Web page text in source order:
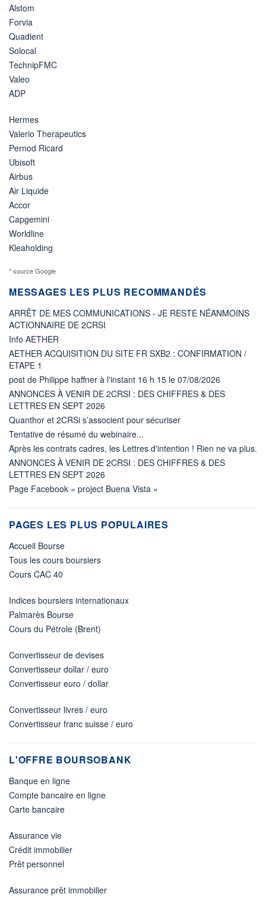
Alstom
Forvia
Quadient
Solocal
TechnipFMC
Valeo
ADP
Hermes
Valerio Therapeutics
Pernod Ricard
Ubisoft
Airbus
Air Liquide
Accor
Capgemini
Worldline
Kleaholding
* source Google
MESSAGES LES PLUS RECOMMANDÉS
ARRÊT DE MES COMMUNICATIONS - JE RESTE NÉANMOINS
ACTIONNAIRE DE 2CRSI
Info AETHER
AETHER ACQUISITION DU SITE FR SXB2 : CONFIRMATION /
ETAPE 1
post de Philippe haffner à l'instant 16 h 15 le 07/08/2026
ANNONCES À VENIR DE 2CRSI : DES CHIFFRES & DES
LETTRES EN SEPT 2026
Quanthor et 2CRSi s’associent pour sécuriser
Tentative de résumé du webinaire...
Après les contrats cadres, les Lettres d'intention ! Rien ne va plus.
ANNONCES À VENIR DE 2CRSI : DES CHIFFRES & DES
LETTRES EN SEPT 2026
Page Facebook « project Buena Vista »
PAGES LES PLUS POPULAIRES
Accueil Bourse
Tous les cours boursiers
Cours CAC 40
Indices boursiers internationaux
Palmarès Bourse
Cours du Pétrole (Brent)
Convertisseur de devises
Convertisseur dollar / euro
Convertisseur euro / dollar
Convertisseur livres / euro
Convertisseur franc suisse / euro
L'OFFRE BOURSOBANK
Banque en ligne
Compte bancaire en ligne
Carte bancaire
Assurance vie
Crédit immobilier
Prêt personnel
Assurance prêt immobilier